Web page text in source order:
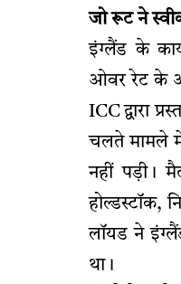
जो रूट ने
इंग्लैंड के
ओवर रेट के
ICC द्वारा
चलते मामले
नहीं पड़ी।
होल्डस्टॉक,
लॉयड ने
था।